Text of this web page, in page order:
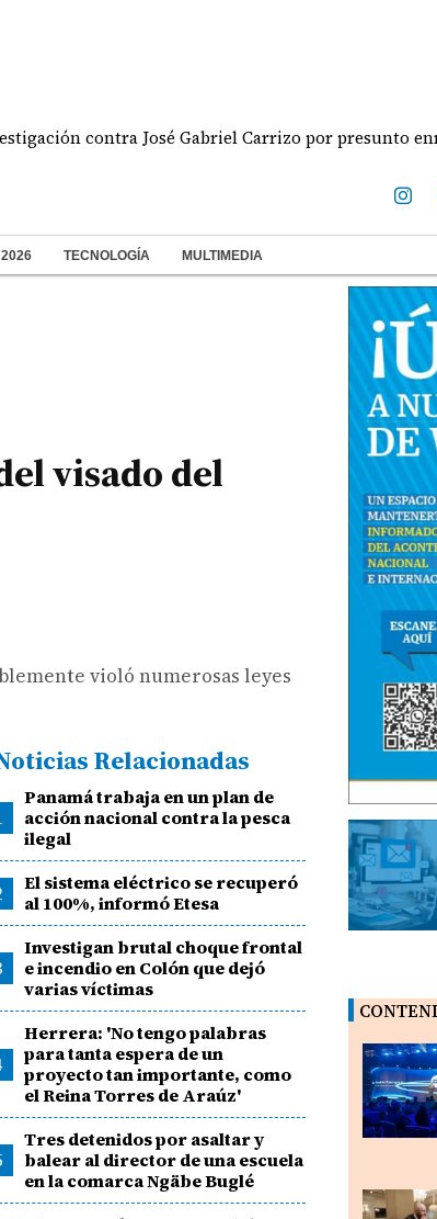
contra José Gabriel Carrizo por presunto
TECNOLOGÍA MULTIMEDIA
visado del
violó numerosas leyes
Relacionadas
Panamá trabaja en un plan de
acción nacional contra la pesca
ilegal
El sistema eléctrico se recuperó
al 100%, informó Etesa
Investigan brutal choque frontal
e incendio en Colón que dejó
varias víctimas
Herrera: 'No tengo palabras
para tanta espera de un
proyecto tan importante, como
el Reina Torres de Araúz'
Tres detenidos por asaltar y
balear al director de una escuela
en la comarca Ngäbe Buglé